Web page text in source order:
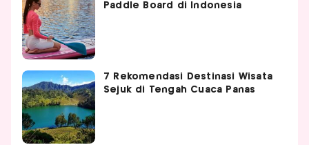
Paddle Board di Indonesia
7 Rekomendasi Destinasi Wisata
Sejuk di Tengah Cuaca Panas